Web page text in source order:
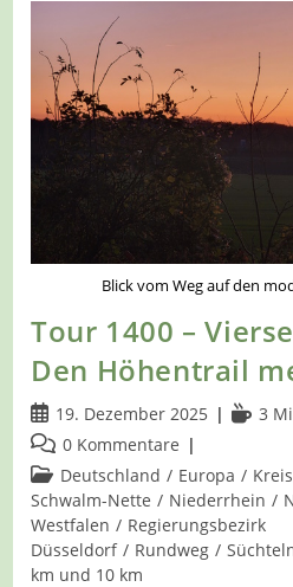
STOAG
Trassenspaziergang
8
Blick vom Weg auf den
Tour 1400 –
Den Höhentrail
Beitrag
veröffentlicht:
19. Dezember 2025
3
Beitrags-
Kommentare:
0 Kommentare
Beitrags-
Kategorie:
Deutschland / Europa /
Schwalm-Nette / Niederrhein /
Westfalen / Regierungsbezirk
Düsseldorf / Rundweg /
km und 10 km